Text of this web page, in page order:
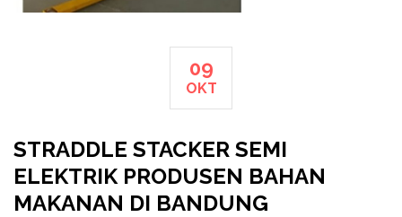
09
OKT
STRADDLE STACKER SEMI
ELEKTRIK PRODUSEN BAHAN
MAKANAN DI BANDUNG